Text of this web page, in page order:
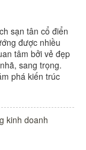
sạn tân cổ điển
được nhiều
tâm bởi vẻ đẹp
sang trọng.
phá kiến trúc
tắm
kinh doanh